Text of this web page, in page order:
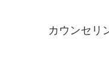
カウンセリ